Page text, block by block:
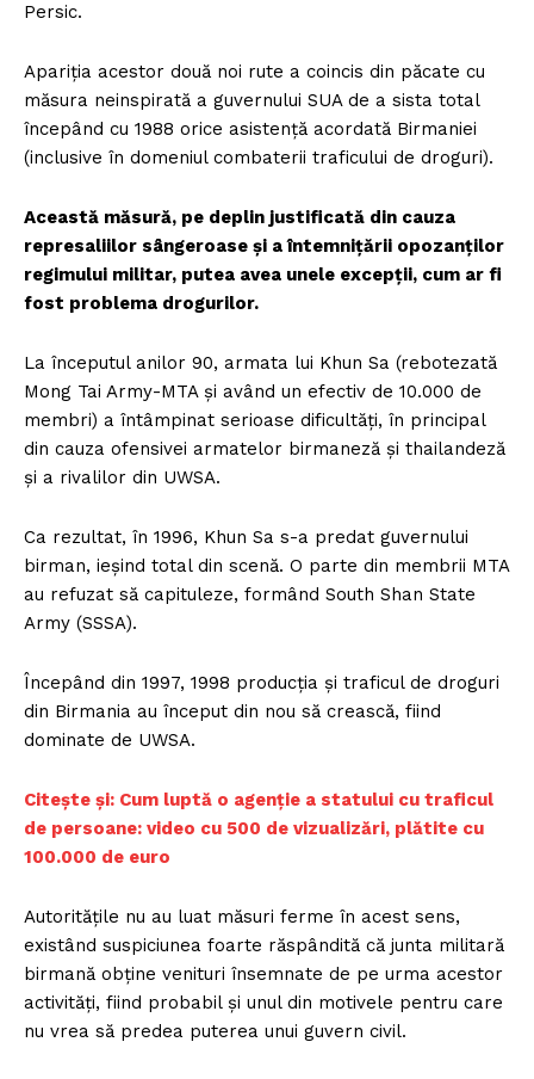
Persic.
Apariţia acestor două noi rute a coincis din păcate cu
măsura neinspirată a guvernului SUA de a sista total
începând cu 1988 orice asistenţă acordată Birmaniei
(inclusive în domeniul combaterii traficului de droguri).
Această măsură, pe deplin justificată din cauza
represaliilor sângeroase şi a întemniţării opozanţilor
regimului militar, putea avea unele excepţii, cum ar fi
fost problema drogurilor.
La începutul anilor 90, armata lui Khun Sa (rebotezată
Mong Tai Army-MTA şi având un efectiv de 10.000 de
membri) a întâmpinat serioase dificultăţi, în principal
din cauza ofensivei armatelor birmaneză şi thailandeză
şi a rivalilor din UWSA.
Ca rezultat, în 1996, Khun Sa s-a predat guvernului
birman, ieşind total din scenă. O parte din membrii MTA
au refuzat să capituleze, formând South Shan State
Army (SSSA).
Începând din 1997, 1998 producţia şi traficul de droguri
din Birmania au început din nou să crească, fiind
dominate de UWSA.
Citește și: Cum luptă o agenție a statului cu traficul
de persoane: video cu 500 de vizualizări, plătite cu
100.000 de euro
Autorităţile nu au luat măsuri ferme în acest sens,
existând suspiciunea foarte răspândită că junta militară
birmană obţine venituri însemnate de pe urma acestor
activităţi, fiind probabil şi unul din motivele pentru care
nu vrea să predea puterea unui guvern civil.